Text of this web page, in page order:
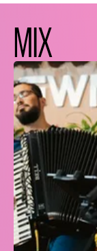
MIX